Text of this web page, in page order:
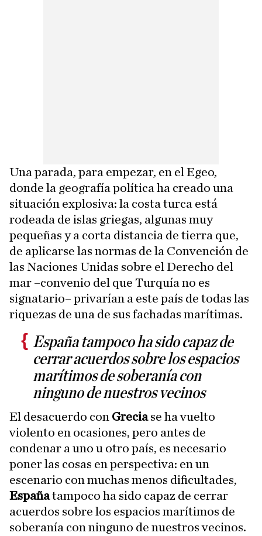
Una parada, para empezar, en el Egeo,
donde la geografía política ha creado una
situación explosiva: la costa turca está
rodeada de islas griegas, algunas muy
pequeñas y a corta distancia de tierra que,
de aplicarse las normas de la Convención de
las Naciones Unidas sobre el Derecho del
mar –convenio del que Turquía no es
signatario– privarían a este país de todas las
riquezas de una de sus fachadas marítimas.
España tampoco ha sido capaz de
cerrar acuerdos sobre los espacios
marítimos de soberanía con
ninguno de nuestros vecinos
El desacuerdo con Greciase ha vuelto
violento en ocasiones, pero antes de
condenar a uno u otro país, es necesario
poner las cosas en perspectiva: en un
escenario con muchas menos dificultades,
Españatampoco ha sido capaz de cerrar
acuerdos sobre los espacios marítimos de
soberanía con ninguno de nuestros vecinos.